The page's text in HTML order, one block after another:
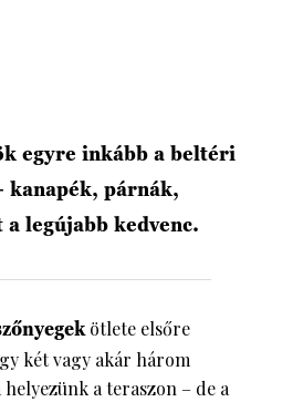
egyre inkább a beltéri
kanapék, párnák,
legújabb kedvenc.
ötlete elsőre
két vagy akár három
a teraszon – de a